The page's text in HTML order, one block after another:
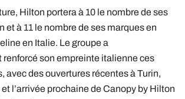
Hilton portera à 10 le nombre de ses
et à 11 le nombre de ses marques en
en Italie. Le groupe a
son empreinte italienne ces
avec des ouvertures récentes à Turin,
l’arrivée prochaine de Canopy by Hilton